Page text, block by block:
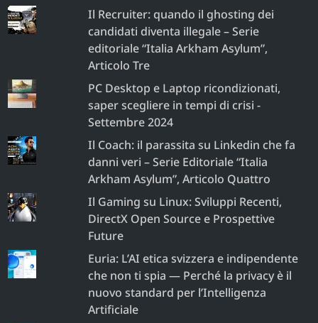
Il Recruiter: quando il ghosting dei
candidati diventa illegale – Serie
editoriale “Italia Arkham Asylum”,
Articolo Tre
PC Desktop e Laptop ricondizionati,
saper scegliere in tempi di crisi -
Settembre 2024
Il Coach: il parassita su Linkedin che fa
danni veri – Serie Editoriale “Italia
Arkham Asylum”, Articolo Quattro
Il Gaming su Linux: Sviluppi Recenti,
DirectX Open Source e Prospettive
Future
Euria: L’AI etica svizzera e indipendente
che non ti spia — Perché la privacy è il
nuovo standard per l’Intelligenza
Artificiale